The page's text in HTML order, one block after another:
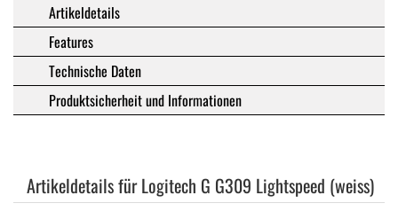
Artikeldetails
Features
Technische Daten
Produktsicherheit und Informationen
Artikeldetails für Logitech G G309 Lightspeed (weiss)